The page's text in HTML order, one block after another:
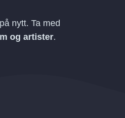
nytt. Ta med
og artister.